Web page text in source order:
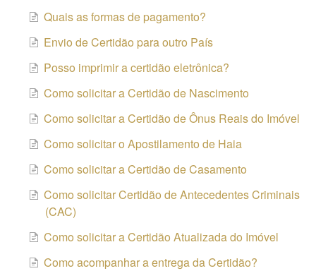
Quais as formas de pagamento?
Envio de Certidão para outro País
Posso imprimir a certidão eletrônica?
Como solicitar a Certidão de Nascimento
Como solicitar a Certidão de Ônus Reais do Imóvel
Como solicitar o Apostilamento de Haia
Como solicitar a Certidão de Casamento
Como solicitar Certidão de Antecedentes Criminais
(CAC)
Como solicitar a Certidão Atualizada do Imóvel
Como acompanhar a entrega da Certidão?